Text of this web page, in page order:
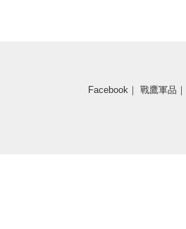
Facebook ｜ 戰鷹軍品 ｜